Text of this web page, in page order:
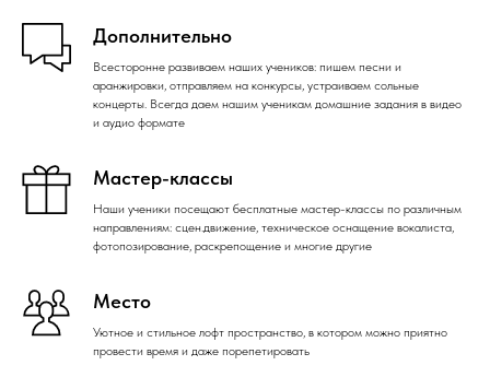
Дополнительно
Всесторонне развиваем наших учеников: пишем песни и
аранжировки, отправляем на конкурсы, устраиваем сольные
концерты. Всегда даем нашим ученикам домашние задания в видео
и аудио формате
Мастер-классы
Наши ученики посещают бесплатные мастер-классы по различным
направлениям: сцен.движение, техническое оснащение вокалиста,
фотопозирование, раскрепощение и многие другие
Место
Уютное и стильное лофт пространство, в котором можно приятно
провести время и даже порепетировать